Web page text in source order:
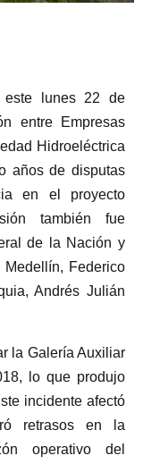
este lunes 22 de
entre Empresas
Hidroeléctrica
años de disputas
en el proyecto
también fue
de la Nación y
Federico
Andrés Julián
la Galería Auxiliar
lo que produjo
incidente afectó
retrasos en la
operativo del